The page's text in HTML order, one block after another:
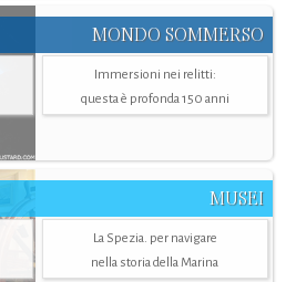
MONDO SOMMERSO
Immersioni nei relitti:
questa è profonda 150 anni
MUSEI
La Spezia. per navigare
nella storia della Marina